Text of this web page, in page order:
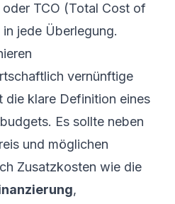
TCO (Total Cost of
jede Überlegung.
vernünftige
die klare Definition eines
Es sollte neben
und möglichen
Zusatzkosten wie die
,